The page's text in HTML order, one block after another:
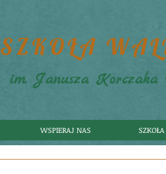
SZKOŁA
im. Janusza Korczaka
WSPIERAJ NAS